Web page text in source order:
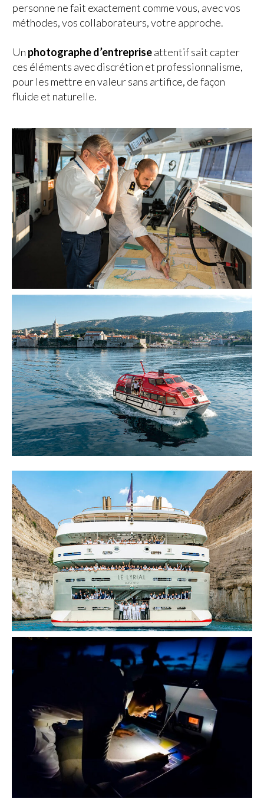
personne ne fait exactement comme vous, avec vos
méthodes, vos collaborateurs, votre approche.
Un photographe d’entrepriseattentif sait capter
ces éléments avec discrétion et professionnalisme,
pour les mettre en valeur sans artifice, de façon
fluide et naturelle.